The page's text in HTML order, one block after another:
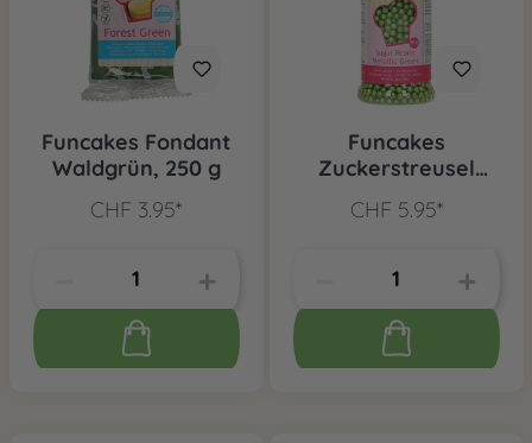
Funcakes Fondant
Waldgrün, 250 g
CHF 3.95*
Funcakes
Zuckerstreusel
grün, 80 g
CHF 5.95*